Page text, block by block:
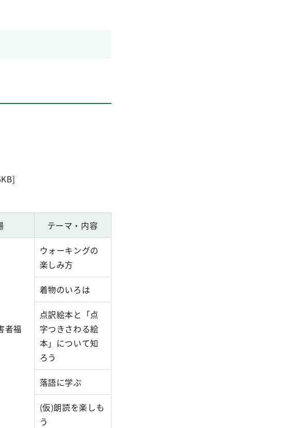
テーマ・内容
者福
ウォーキングの
楽しみ方
着物のいろは
点訳絵本と「点
字つきさわる絵
本」について知
ろう
落語に学ぶ
(仮)朗読を楽しも
う